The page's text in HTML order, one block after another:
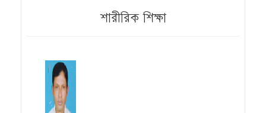
শারীরিক শিক্ষা